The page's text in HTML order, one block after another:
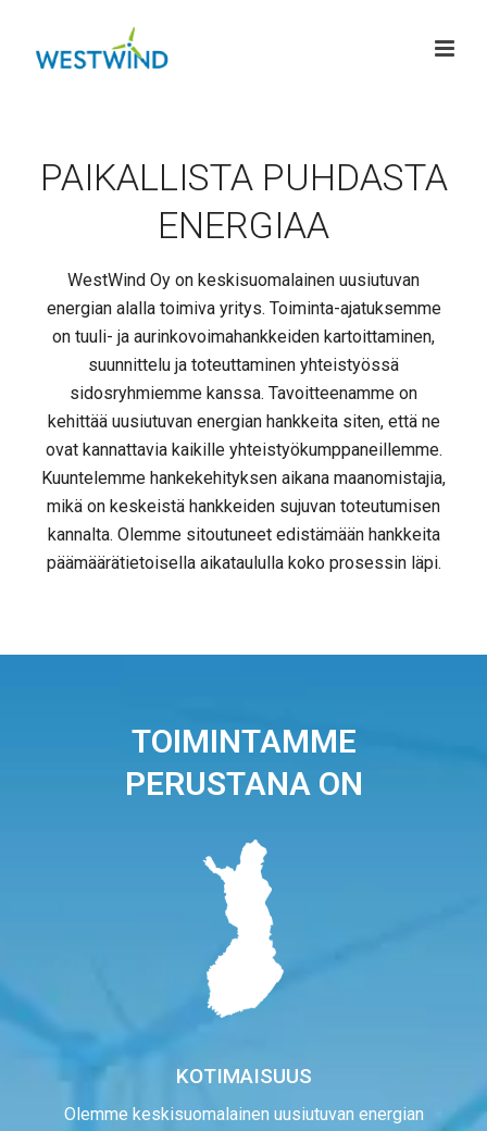
PAIKALLISTA PUHDASTA
ENERGIAA
WestWind Oy on keskisuomalainen uusiutuvan
energian alalla toimiva yritys. Toiminta-ajatuksemme
on tuuli- ja aurinkovoimahankkeiden kartoittaminen,
suunnittelu ja toteuttaminen yhteistyössä
sidosryhmiemme kanssa. Tavoitteenamme on
kehittää uusiutuvan energian hankkeita siten, että ne
ovat kannattavia kaikille yhteistyökumppaneillemme.
Kuuntelemme hankekehityksen aikana maanomistajia,
mikä on keskeistä hankkeiden sujuvan toteutumisen
kannalta. Olemme sitoutuneet edistämään hankkeita
päämäärätietoisella aikataululla koko prosessin läpi.
TOIMINTAMME
PERUSTANA ON
KOTIMAISUUS
Olemme keskisuomalainen uusiutuvan energian